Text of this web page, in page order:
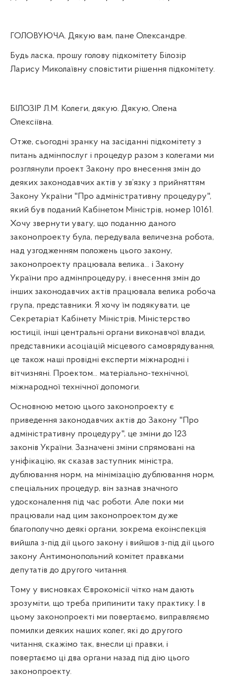
ГОЛОВУЮЧА. Дякую вам, пане Олександре.
Будь ласка, прошу голову підкомітету Білозір
Ларису Миколаївну сповістити рішення підкомітету.
БІЛОЗІР Л.М. Колеги, дякую. Дякую, Олена
Олексіївна.
Отже, сьогодні зранку на засіданні підкомітету з
питань адмінпослуг і процедур разом з колегами ми
розглянули проект Закону про внесення змін до
деяких законодавчих актів у зв’язку з прийняттям
Закону України "Про адміністративну процедуру",
який був поданий Кабінетом Міністрів, номер 10161.
Хочу звернути увагу, що поданню даного
законопроекту була, передувала величезна робота,
над узгодженням положень цього закону,
законопроекту працювала велика... і Закону
України про адмінпроцедуру, і внесення змін до
інших законодавчих актів працювала велика робоча
група, представники. Я хочу їм подякувати, це
Секретаріат Кабінету Міністрів, Міністерство
юстиції, інші центральні органи виконавчої влади,
представники асоціацій місцевого самоврядування,
це також наші провідні експерти міжнародні і
вітчизняні. Проектом... матеріально-технічної,
міжнародної технічної допомоги.
Основною метою цього законопроекту є
приведення законодавчих актів до Закону "Про
адміністративну процедуру", це зміни до 123
законів України. Зазначені зміни спрямовані на
уніфікацію, як сказав заступник міністра,
дублювання норм, на мінімізацію дублювання норм,
спеціальних процедур, він зазнав значного
удосконалення під час роботи. Але поки ми
працювали над цим законопроектом дуже
благополучно деякі органи, зокрема екоінспекція
вийшла з-під дії цього закону і вийшов з-під дії цього
закону Антимонопольний комітет правками
депутатів до другого читання.
Тому у висновках Єврокомісії чітко нам дають
зрозуміти, що треба припинити таку практику. І в
цьому законопроекті ми повертаємо, виправляємо
помилки деяких наших колег, які до другого
читання, скажімо так, внесли ці правки, і
повертаємо ці два органи назад під дію цього
законопроекту.